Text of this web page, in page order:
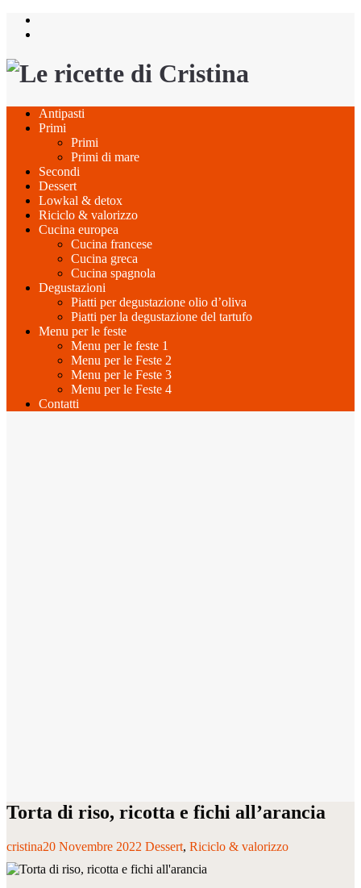
Salta
Antipasti
Primi
Primi
Primi di mare
Secondi
Dessert
Lowkal & detox
Riciclo & valorizzo
Cucina europea
Cucina francese
Cucina greca
Cucina spagnola
Degustazioni
Piatti per degustazione olio d’oliva
Piatti per la degustazione del tartufo
Menu per le feste
Menu per le feste 1
Menu per le Feste 2
Menu per le Feste 3
Menu per le Feste 4
Contatti
Torta di riso, ricotta e fichi all’arancia
cristina20 Novembre 2022 Dessert Riciclo & valorizzo